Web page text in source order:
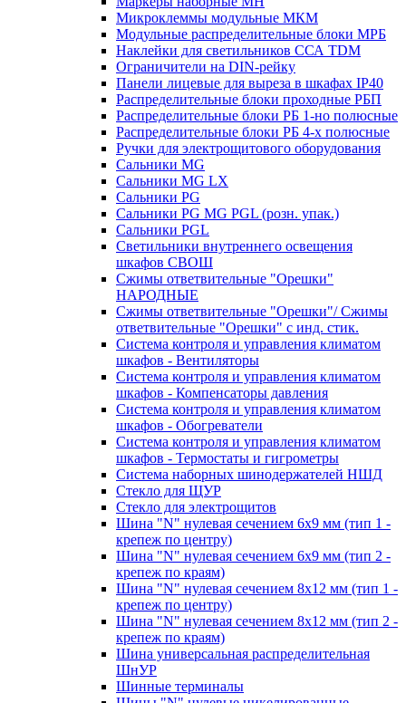
Микроклеммы модульные МКМ
Модульные распределительные блоки МРБ
Наклейки для светильников ССА TDM
Ограничители на DIN-рейку
Панели лицевые для выреза в шкафах IP40
Распределительные блоки проходные РБП
Распределительные блоки РБ 1-но полюсные
Распределительные блоки РБ 4-х полюсные
Ручки для электрощитового оборудования
Сальники MG
Сальники MG LX
Сальники PG
Сальники PG MG PGL (розн. упак.)
Сальники PGL
Светильники внутреннего освещения
шкафов СВОШ
Сжимы ответвительные "Орешки"
НАРОДНЫЕ
Сжимы ответвительные "Орешки"/ Сжимы
ответвительные "Орешки" с инд. стик.
Система контроля и управления климатом
шкафов - Вентиляторы
Система контроля и управления климатом
шкафов - Компенсаторы давления
Система контроля и управления климатом
шкафов - Обогреватели
Система контроля и управления климатом
шкафов - Термостаты и гигрометры
Система наборных шинодержателей НШД
Стекло для ЩУР
Стекло для электрощитов
Шина "N" нулевая сечением 6х9 мм (тип 1 -
крепеж по центру)
Шина "N" нулевая сечением 6х9 мм (тип 2 -
крепеж по краям)
Шина "N" нулевая сечением 8х12 мм (тип 1 -
крепеж по центру)
Шина "N" нулевая сечением 8х12 мм (тип 2 -
крепеж по краям)
Шина универсальная распределительная
ШнУР
Шинные терминалы